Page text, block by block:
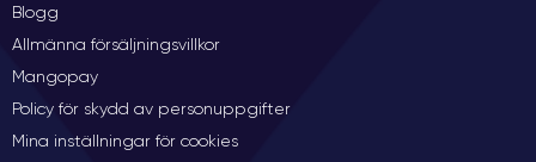
Blogg
Allmänna försäljningsvillkor
Mangopay
Policy för skydd av personuppgifter
Mina inställningar för cookies